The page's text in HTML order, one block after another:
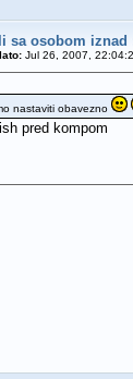
sa osobom iznad
Jul 26, 2007,
nastaviti obavezno
pred kompom